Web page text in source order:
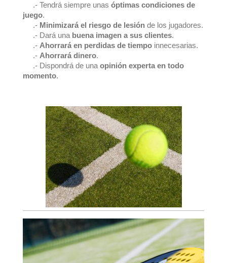
.- Tendrá siempre unas óptimas condiciones de
juego.
.- Minimizará el riesgo de lesión de los jugadores.
.- Dará una buena imagen a sus clientes.
.- Ahorrará en perdidas de tiempo innecesarias.
.- Ahorrará dinero.
.- Dispondrá de una opinión experta en todo
momento.